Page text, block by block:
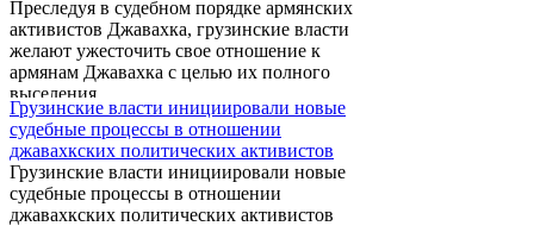
пока всего лишь ...
познания в области современного
западного искусства. С малых лет вокруг
себя она слышала разговоры о формах
живописи, композиционных решениях,
холстах и эскизах...
Преследуя в судебном порядке армянских
активистов Джавахка, грузинские власти
желают ужесточить свое отношение к
армянам Джавахка с целью их полного
выселения.
Грузинские власти инициировали новые
судебные процессы в отношении
джавахкских политических активистов
Грузинские власти инициировали новые
судебные процессы в отношении
джавахкских политических активистов